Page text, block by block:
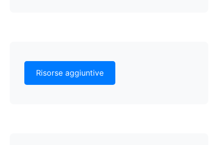
Risorse aggiuntive